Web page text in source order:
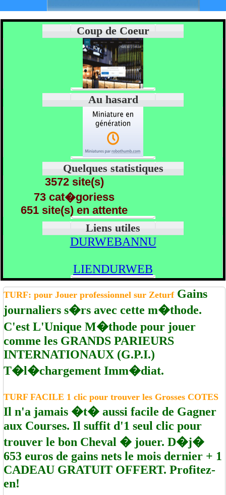
Coup de Coeur
Au hasard
Quelques statistiques
3572 site(s)
73 cat�goriess
651 site(s) en attente
Liens utiles
DURWEBANNU
LIENDURWEB
TURF: pour Jouer professionnel sur ZeturfGains
journaliers s�rs avec cette m�thode.
C'est L'Unique M�thode pour jouer
comme les GRANDS PARIEURS
INTERNATIONAUX (G.P.I.)
T�l�chargement Imm�diat.
TURF FACILE 1 clic pour trouver les Grosses COTES
Il n'a jamais �t� aussi facile de Gagner
aux Courses. Il suffit d'1 seul clic pour
trouver le bon Cheval � jouer. D�j�
653 euros de gains nets le mois dernier + 1
CADEAU GRATUIT OFFERT. Profitez-
en!